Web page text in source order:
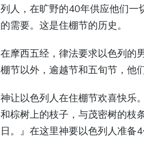
列人，在旷野的40年供应他们一
的需要。这是住棚节的历史。
在摩西五经，律法要求以色列的
棚节以外，逾越节和五旬节，他
神让以色列人在住棚节欢喜快乐
和棕树上的枝子，与茂密树的枝
日。』在这里神要以色列人准备